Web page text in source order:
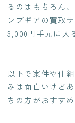
るのはもちろん
ンプギアの買取
3,000円手元に入
以下で案件や仕
みは面白いけど
ちの方がおすすめ